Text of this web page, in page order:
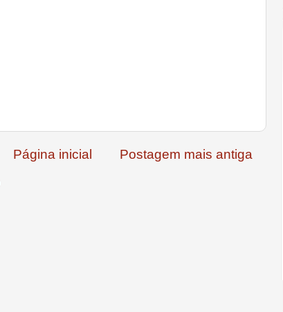
Postagem mais antiga
Página inicial